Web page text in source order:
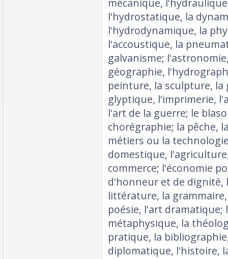
l'hydrostatique, la
l'hydrodynamique, la
l'accoustique, la
galvanisme;
géographie,
peinture, la sculpture, la
glyptique, l'imprimerie,
l'art de la guerre; le
chorégraphie; la pêche,
métiers ou la
domestique,
commerce; l'économie
d'honneur et de dignité,
littérature, la
poésie, l'art dramatique;
métaphysique, la
pratique, la
diplomatique, l'histoire,